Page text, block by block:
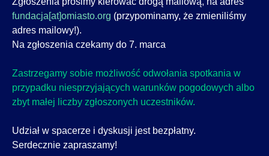
fundacja[at]omiasto.org (przypominamy, że zmieniliśmy
adres mailowy!).
Na zgłoszenia czekamy do 7. marca
Zastrzegamy sobie możliwość odwołania spotkania w
przypadku niesprzyjających warunków pogodowych albo
zbyt małej liczby zgłoszonych uczestników.
Udział w spacerze i dyskusji jest bezpłatny.
Serdecznie zapraszamy!